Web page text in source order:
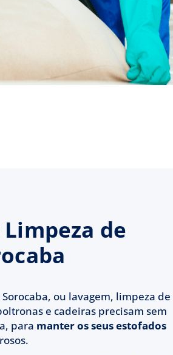
de
ou lavagem, limpeza de
e cadeiras precisam sem
para manter os seus estofados